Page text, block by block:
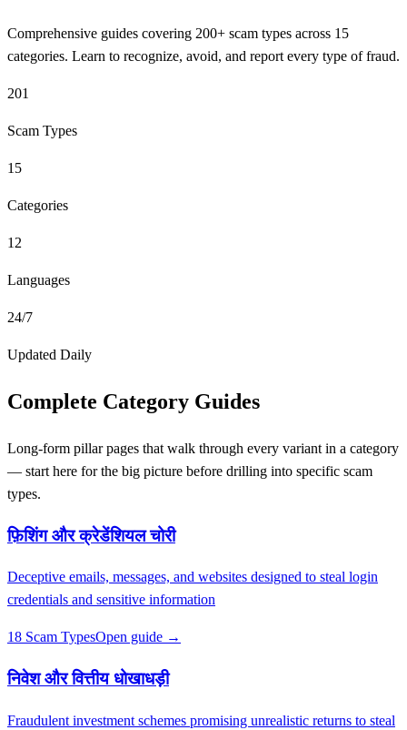
Comprehensive guides covering 200+ scam types across 15
categories. Learn to recognize, avoid, and report every type of fraud.
201
Scam Types
15
Categories
12
Languages
24/7
Updated Daily
Complete Category Guides
Long-form pillar pages that walk through every variant in a category
— start here for the big picture before drilling into specific scam
types.
फ़िशिंग और क्रेडेंशियल चोरी
Deceptive emails, messages, and websites designed to steal login
credentials and sensitive information
18 Scam TypesOpen guide →
निवेश और वित्तीय धोखाधड़ी
Fraudulent investment schemes promising unrealistic returns to steal